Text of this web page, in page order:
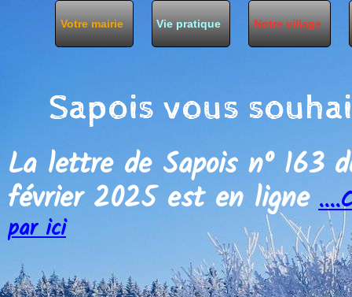
La lettre de Sapois n° 163
février 2025 est en ligne ....
par ici
Notre village
Votre mairie Vie pratique